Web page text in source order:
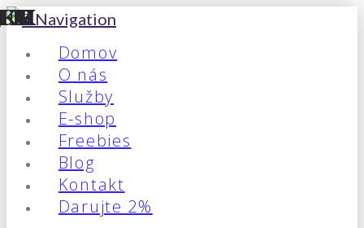
Navigation
Domov
O nás
Služby
E-shop
Freebies
Blog
Kontakt
Darujte 2%